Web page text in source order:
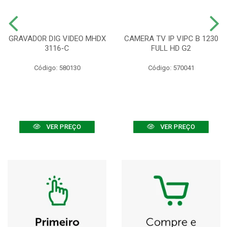
GRAVADOR DIG VIDEO MHDX
3116-C
Código: 580130
VER PREÇO
CAMERA TV IP VIPC B 1230
FULL HD G2
Código: 570041
VER PREÇO